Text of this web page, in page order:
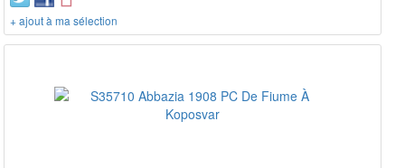
+ ajout à ma sélection